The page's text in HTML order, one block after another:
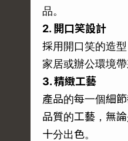
品。
2. 開口笑設計
採用開口笑的造
家居或辦公環境
3. 精緻工藝
產品的每一個細
品質的工藝，無
十分出色。